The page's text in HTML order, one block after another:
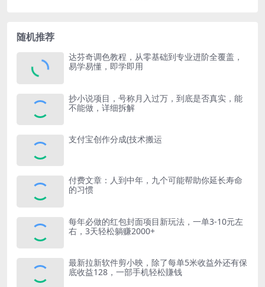
随机推荐
达芬奇调色教程，从零基础到专业进阶全覆盖，
易学易懂，即学即用
抄小说项目，号称月入过万，到底是否真实，能
不能做，详细拆解
支付宝创作分成(技术搬运
付费文章：人到中年，九个可能帮助你延长寿命
的习惯
每年必做的红包封面项目新玩法，一单3-10元左
右，3天轻松躺赚2000+
最新拉新软件剪小映，除了每单5米收益外还有保
底收益128，一部手机轻松賺钱